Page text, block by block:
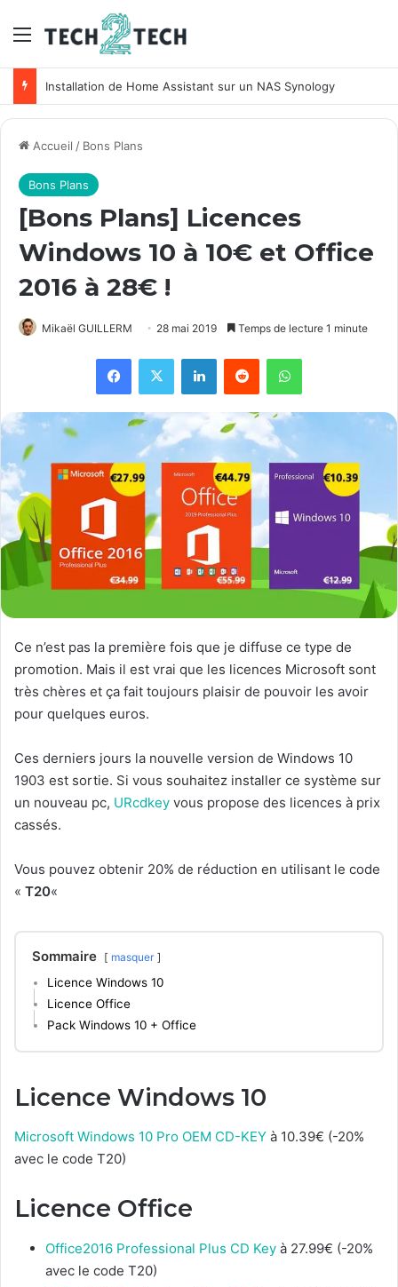
Menu
Installation de Home Assistant sur un NAS Synology
Accueil / Bons Plans
Bons Plans
[Bons Plans] Licences
Windows 10 à 10€ et Office
2016 à 28€ !
Mikaël GUILLERM 28 mai 2019 Temps de lecture 1 minute
Facebook
X LinkedinReddit WhatsApp
Ce n’est pas la première fois que je diffuse ce type de
promotion. Mais il est vrai que les licences Microsoft sont
très chères et ça fait toujours plaisir de pouvoir les avoir
pour quelques euros.
Ces derniers jours la nouvelle version de Windows 10
1903 est sortie. Si vous souhaitez installer ce système sur
un nouveau pc, URcdkey vous propose des licences à prix
cassés.
Vous pouvez obtenir 20% de réduction en utilisant le code
« T20«
Sommaire masquer
Licence Windows 10
Licence Office
Pack Windows 10 + Office
Licence Windows 10
Microsoft Windows 10 Pro OEM CD-KEY à 10.39€ (-20%
avec le code T20)
Licence Office
Office2016 Professional Plus CD Key à 27.99€ (-20%
avec le code T20)